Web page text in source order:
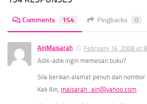
Comments 154 Pingbacks 0
AinMaisarah
February 16, 2008 at
Adik-adik ingin memesan buku?
Sila berikan alamat penuh dan
Kak Ain, maisarah_ain@yahoo.com